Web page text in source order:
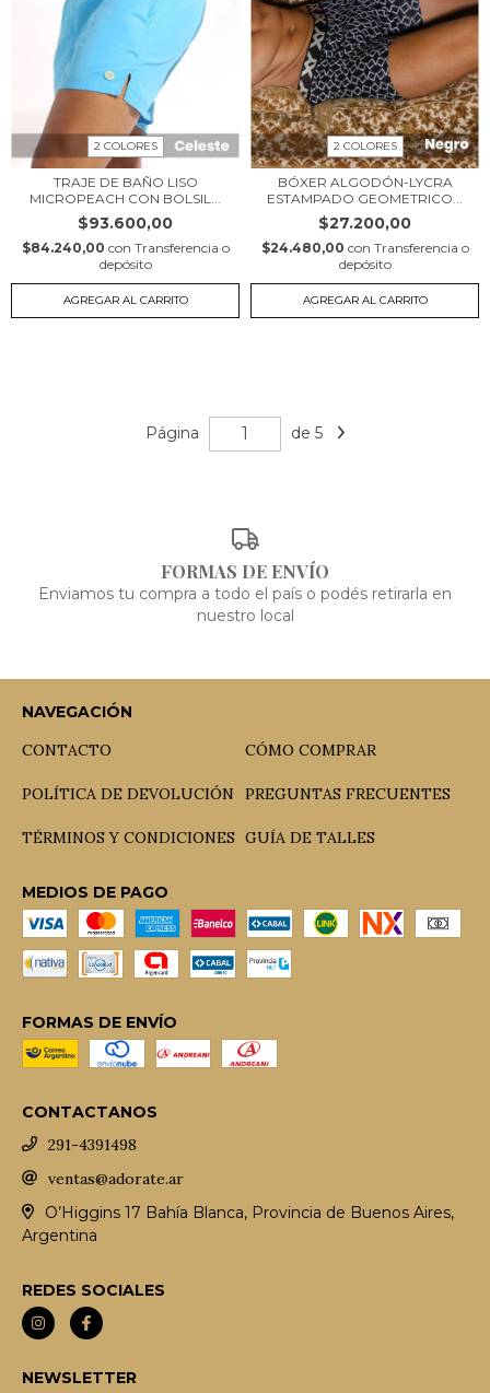
2 COLORES
TRAJE DE BAÑO LISO
MICROPEACH CON BOLSIL...
$93.600,00
$84.240,00 con Transferencia o
depósito
AGREGAR AL CARRITO
2 COLORES
BÓXER ALGODÓN-LYCRA
ESTAMPADO GEOMETRICO...
$27.200,00
$24.480,00 con Transferencia o
depósito
AGREGAR AL CARRITO
Página de 5
FORMAS DE ENVÍO
Enviamos tu compra a todo el país o podés retirarla en
nuestro local
NAVEGACIÓN
CONTACTO
CÓMO COMPRAR
POLÍTICA DE DEVOLUCIÓN PREGUNTAS FRECUENTES
TÉRMINOS Y CONDICIONES GUÍA DE TALLES
MEDIOS DE PAGO
FORMAS DE ENVÍO
CONTACTANOS
291-4391498
ventas@adorate.ar
O’Higgins 17 Bahía Blanca, Provincia de Buenos Aires,
Argentina
REDES SOCIALES
NEWSLETTER